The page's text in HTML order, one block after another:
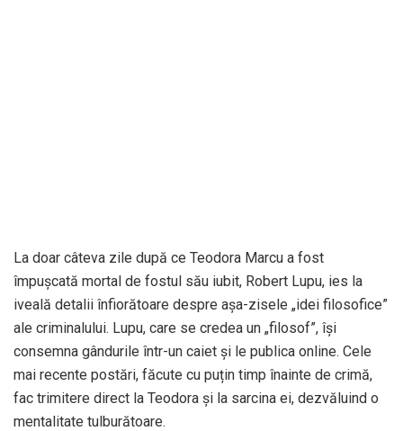
La doar câteva zile după ce Teodora Marcu a fost
împușcată mortal de fostul său iubit, Robert Lupu, ies la
iveală detalii înfiorătoare despre așa-zisele „idei filosofice”
ale criminalului. Lupu, care se credea un „filosof”, își
consemna gândurile într-un caiet și le publica online. Cele
mai recente postări, făcute cu puțin timp înainte de crimă,
fac trimitere direct la Teodora și la sarcina ei, dezvăluind o
mentalitate tulburătoare.